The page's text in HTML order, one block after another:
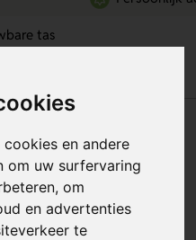
en andere
om uw surfervaring
om
en advertenties
te
tas
RPET
&